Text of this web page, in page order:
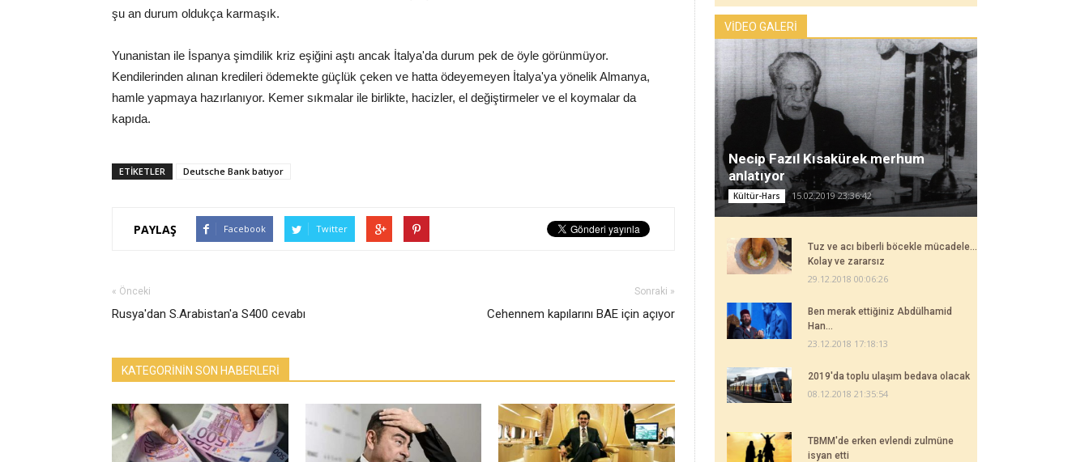
şu an durum oldukça karmaşık.
Yunanistan ile İspanya şimdilik kriz eşiğini aştı ancak İtalya'da durum pek de öyle görünmüyor.
Kendilerinden alınan kredileri ödemekte güçlük çeken ve hatta ödeyemeyen İtalya'ya yönelik Almanya,
hamle yapmaya hazırlanıyor. Kemer sıkmalar ile birlikte, hacizler, el değiştirmeler ve el koymalar da
kapıda.
ETİKETLER Deutsche Bank batıyor
PAYLAŞ Facebook Twitter
« Önceki
Rusya'dan S.Arabistan'a S400 cevabı
Sonraki »
Cehennem kapılarını BAE için açıyor
KATEGORİNİN SON HABERLERİ
VİDEO GALERİ
Necip Fazıl Kısakürek merhum
anlatıyor
Kültür-Hars 15.02.2019 23:36:42
Tuz ve acı biberli böcekle mücadele...
Kolay ve zararsız
29.12.2018 00:06:26
Ben merak ettiğiniz Abdülhamid
Han...
23.12.2018 17:18:13
2019'da toplu ulaşım bedava olacak
08.12.2018 21:35:54
TBMM'de erken evlendi zulmüne
isyan etti